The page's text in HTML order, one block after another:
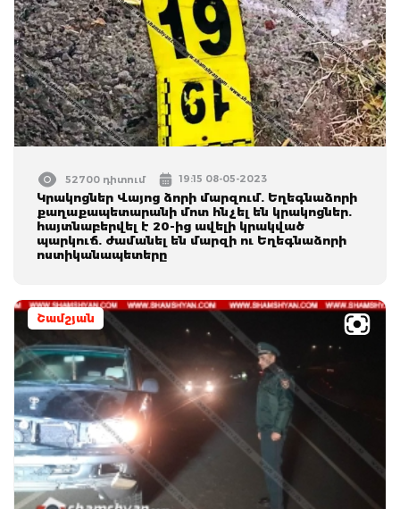
52700 դիտում 19:15 08-05-2023
Կրակոցներ Վայոց ձորի մարզում. Եղեգնաձորի
քաղաքապետարանի մոտ հնչել են կրակոցներ.
հայտնաբերվել է 20-ից ավելի կրակված
պարկուճ. ժամանել են մարզի ու Եղեգնաձորի
ոստիկանապետերը
Շամշյան